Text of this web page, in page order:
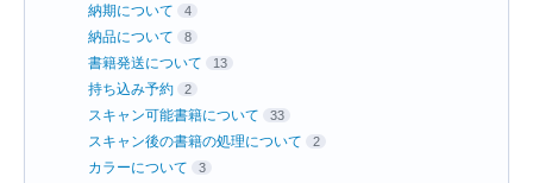
納期について 4
納品について 8
書籍発送について 13
持ち込み予約 2
スキャン可能書籍について 33
スキャン後の書籍の処理について 2
カラーについて 3